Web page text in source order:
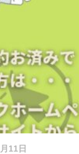
11日